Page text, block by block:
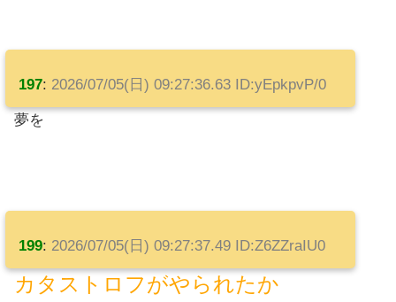
197: 2026/07/05(日) 09:27:36.63 ID:yEpkpvP/0
夢を
199: 2026/07/05(日) 09:27:37.49 ID:Z6ZZraIU0
カタストロフがやられたか